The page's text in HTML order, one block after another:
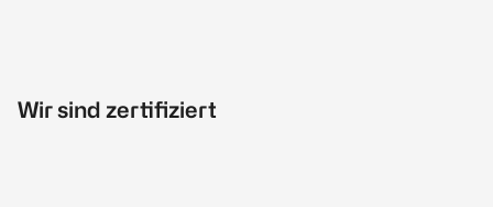
Wir sind zertifiziert